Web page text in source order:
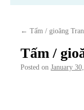
← Tấm / gioăng
Tấm /
Posted on January